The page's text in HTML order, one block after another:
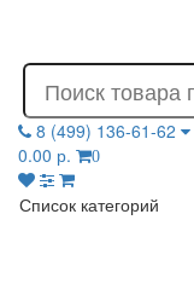
8 (499) 136-61-62
0.00 р.
0
Список категорий